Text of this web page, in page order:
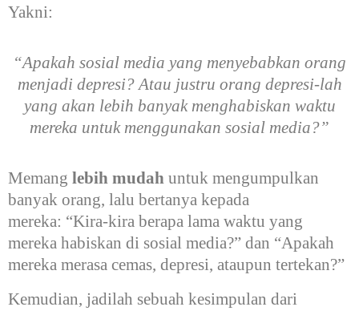
Yakni:
“Apakah sosial media yang menyebabkan orang
menjadi depresi? Atau justru orang depresi-lah
yang akan lebih banyak menghabiskan waktu
mereka untuk menggunakan sosial media?”
Memang lebih mudah untuk mengumpulkan
banyak orang, lalu bertanya kepada
mereka: “Kira-kira berapa lama waktu yang
mereka habiskan di sosial media?” dan “Apakah
mereka merasa cemas, depresi, ataupun tertekan?”
Kemudian, jadilah sebuah kesimpulan dari